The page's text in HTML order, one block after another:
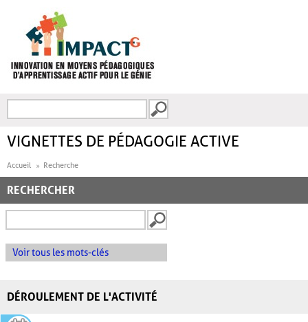
FORMULAIRE DE
VIGNETTES DE PÉDAGOGIE ACTIVE
Accueil Recherche
RECHERCHER
Voir tous les mots-clés
DÉROULEMENT DE L'ACTIVITÉ